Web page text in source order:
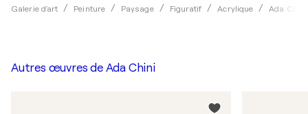
Galerie d'art Peinture Paysage Figuratif Acrylique Ada Chini
Autres œuvres de Ada Chini